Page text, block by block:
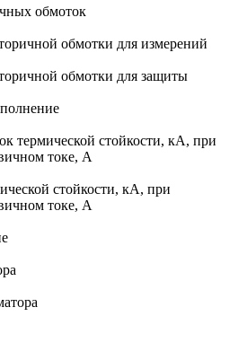
обмоток
обмотки для измерений
обмотки для защиты
термической стойкости, кА, при
токе, А
стойкости, кА, при
токе, А